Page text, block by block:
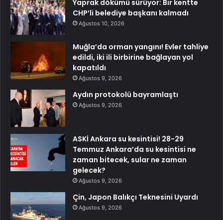
Yaprak dökümü sürüyor: Bir kentte
CHP’li belediye başkanı kalmadı
Ağustos 10, 2026
Muğla’da orman yangını! Evler tahliye
edildi, iki ili birbirine bağlayan yol
kapatıldı
Ağustos 9, 2026
Aydın protokolü bayramlaştı
Ağustos 9, 2026
ASKİ Ankara su kesintisi! 28-29
Temmuz Ankara’da su kesintisi ne
zaman bitecek, sular ne zaman
gelecek?
Ağustos 9, 2026
Çin, Japon Balıkçı Teknesini Uyardı
Ağustos 9, 2026